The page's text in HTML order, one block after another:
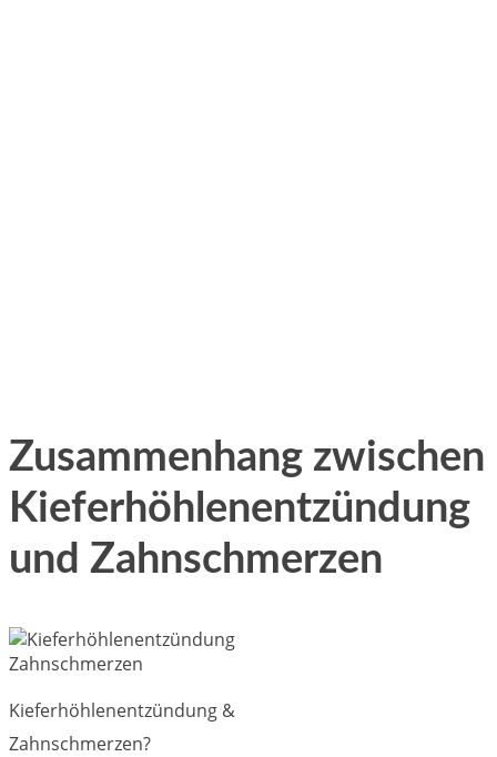
Zusammenhang zwischen
Kieferhöhlenentzündung
und Zahnschmerzen
Kieferhöhlenentzündung &
Zahnschmerzen?